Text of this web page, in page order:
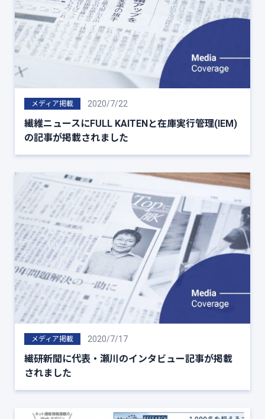
メディア掲載 2020/7/22
繊維ニュースにFULL KAITENと在庫実行管理(IEM)
の記事が掲載されました
メディア掲載 2020/7/17
繊研新聞に代表・瀬川のインタビュー記事が掲載
されました